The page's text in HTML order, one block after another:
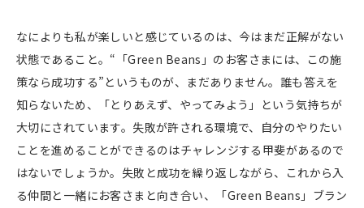
なによりも私が楽しいと感じているのは、今はまだ正解がない
状態であること。“「Green Beans」のお客さまには、この施
策なら成功する”というものが、まだありません。誰も答えを
知らないため、「とりあえず、やってみよう」という気持ちが
大切にされています。失敗が許される環境で、自分のやりたい
ことを進めることができるのはチャレンジする甲斐があるので
はないでしょうか。失敗と成功を繰り返しながら、これから入
る仲間と一緒にお客さまと向き合い、「Green Beans」ブラン